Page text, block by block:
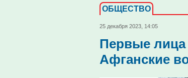
ОБЩЕСТВО
25 декабря 2023, 14:05
Первые
Афганские